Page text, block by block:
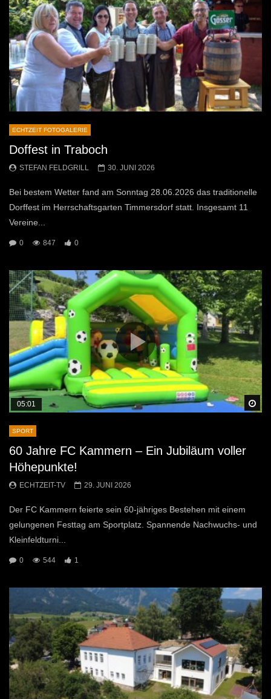
ECHTZEIT FOTOGALERIE
Doffest in Traboch
STEFAN FELDGRILL 30. JUNI 2026
Bei bestem Wetter fand am Sonntag 28.06.2026 das traditionelle
Dorffest im Herrschaftsgarten Timmersdorf statt. Insgesamt 11
Vereine...
0 847 0
05:01
SPORT
60 Jahre FC Kammern – Ein Jubiläum voller
Höhepunkte!
ECHTZEIT-TV 29. JUNI 2026
Der FC Kammern feierte sein 60-jähriges Bestehen mit einem
gelungenen Festtag am Sportplatz. Spannende Nachwuchs- und
Kleinfeldturni...
0 544 1